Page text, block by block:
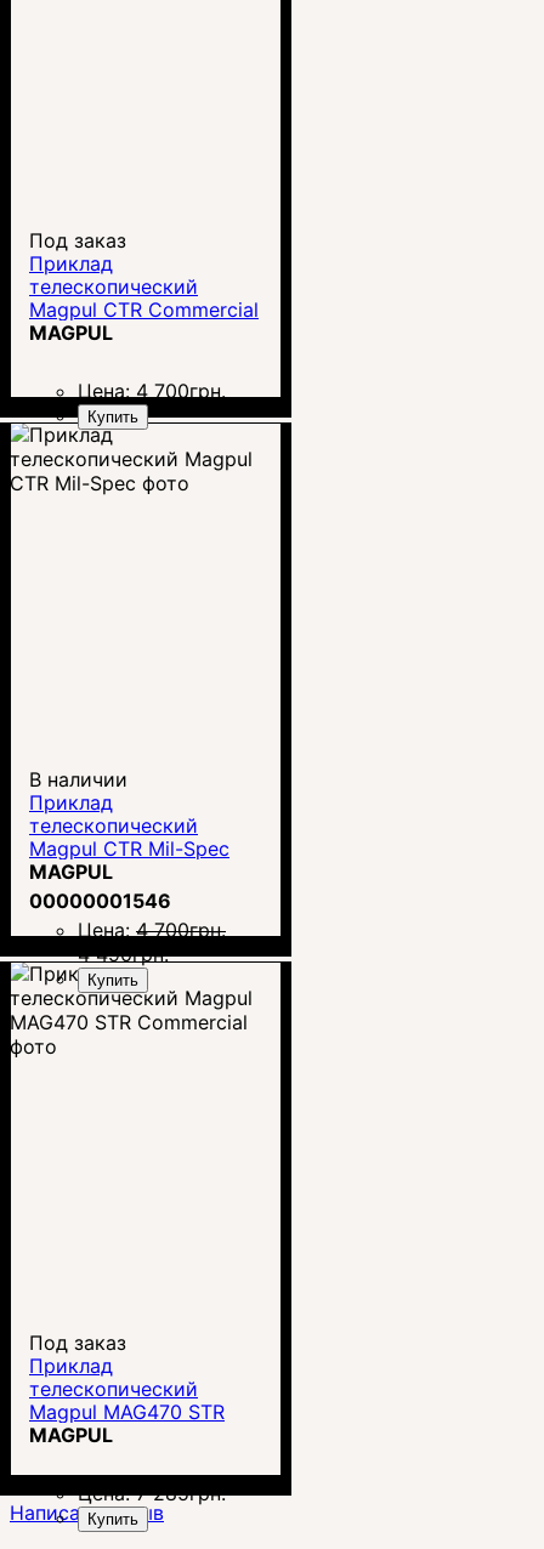
Под заказ
Приклад
телескопический
Magpul CTR Commercial
MAGPUL
Цена: 4 700грн.
Купить
В наличии
Приклад
телескопический
Magpul CTR Mil-Spec
MAGPUL
00000001546
Цена: 4 700грн.
4 490грн.
Купить
Под заказ
Приклад
телескопический
Magpul MAG470 STR
Commercial
MAGPUL
Цена:7 285грн.
Купить
Написать отзыв